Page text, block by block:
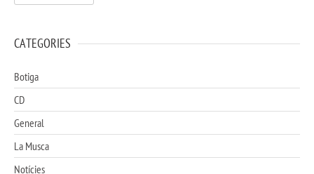
CATEGORIES
Botiga
CD
General
La Musca
Notícies